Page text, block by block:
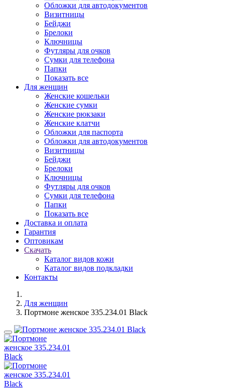
Обложки для автодокументов
Визитницы
Бейджи
Брелоки
Ключницы
Футляры для очков
Сумки для телефона
Папки
Показать все
Для женщин
Женские кошельки
Женские сумки
Женские рюкзаки
Женские клатчи
Обложки для паспорта
Обложки для автодокументов
Визитницы
Бейджи
Брелоки
Ключницы
Футляры для очков
Сумки для телефона
Папки
Показать все
Доставка и оплата
Гарантия
Оптовикам
Скачать
Каталог видов кожи
Каталог видов подкладки
Контакты
Для женщин
Портмоне женское 335.234.01 Black